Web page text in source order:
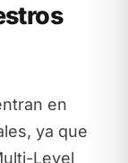
en
ya que
Level